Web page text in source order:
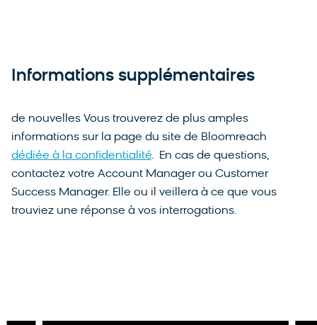
Informations supplémentaires
de nouvelles Vous trouverez de plus amples
informations sur la page du site de Bloomreach
dédiée à la confidentialité. En cas de questions,
contactez votre Account Manager ou Customer
Success Manager. Elle ou il veillera à ce que vous
trouviez une réponse à vos interrogations.